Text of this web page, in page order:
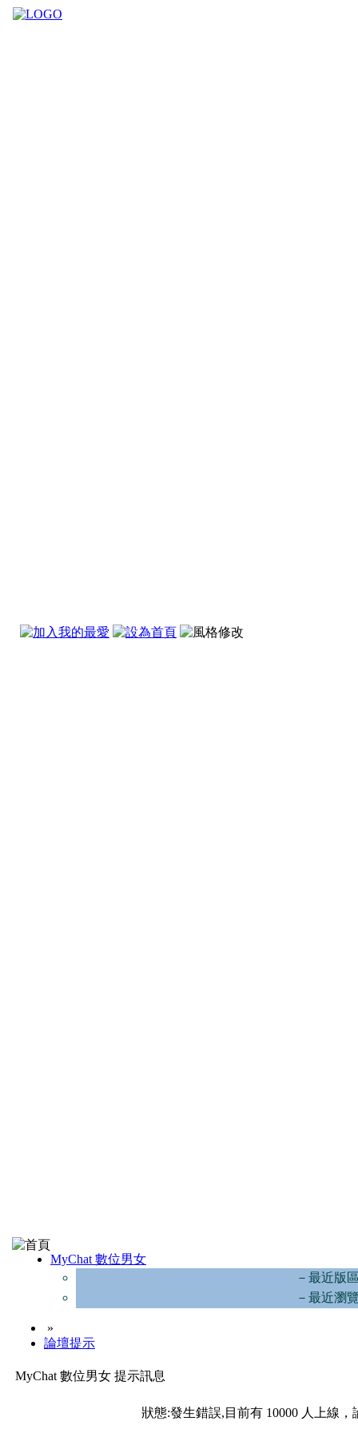
MyChat 數位男女
－最近版
－最近瀏
»
論壇提示
MyChat 數位男女 提示訊息
狀態:發生錯誤,目前有 10000 人上線